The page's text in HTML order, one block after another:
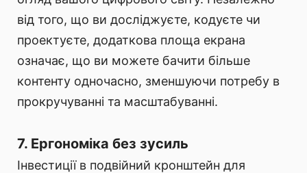
від того, що ви досліджуєте, кодуєте чи
проектуєте, додаткова площа екрана
означає, що ви можете бачити більше
контенту одночасно, зменшуючи потребу в
прокручуванні та масштабуванні.
7. Ергономіка без зусиль
Інвестиції в подвійний кронштейн для